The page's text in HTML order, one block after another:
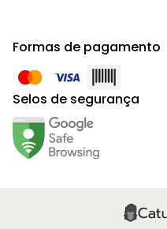
Formas de pagamento
Selos de segurança